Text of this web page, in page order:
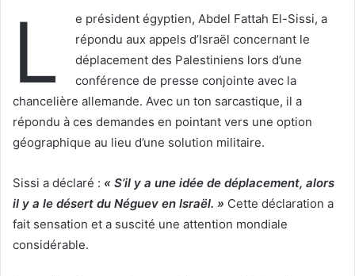
i
e
l
L
e président égyptien, Abdel Fattah El-Sissi, a
répondu aux appels d’Israël concernant le
déplacement des Palestiniens lors d’une
conférence de presse conjointe avec la
chancelière allemande. Avec un ton sarcastique, il a
répondu à ces demandes en pointant vers une option
géographique au lieu d’une solution militaire.
Sissi a déclaré : « S’il y a une idée de déplacement, alors
il y a le désert du Néguev en Israël. » Cette déclaration a
fait sensation et a suscité une attention mondiale
considérable.